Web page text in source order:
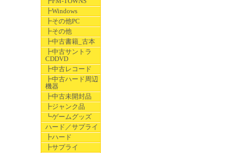
┣Windows
┣その他PC
┣その他
┣中古書籍_古本
┣中古サントラ
CDDVD
┣中古レコード
┣中古ハード周辺
機器
┣中古未開封品
┣ジャンク品
┗ゲームグッズ
ハード／サプライ
┣ハード
┣サプライ